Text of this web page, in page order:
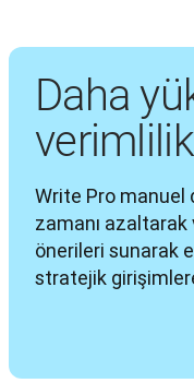
Daha
verimlilik
Write Pro manuel
zamanı
önerileri sunarak
stratejik